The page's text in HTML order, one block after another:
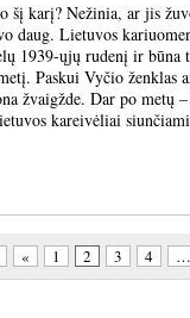
šį karį? Nežinia, ar jis
daug. Lietuvos
1939-ųjų rudenį ir
Paskui Vyčio ženklas
žvaigžde. Dar po metų
kareivėliai
« 1 2 3 4 …